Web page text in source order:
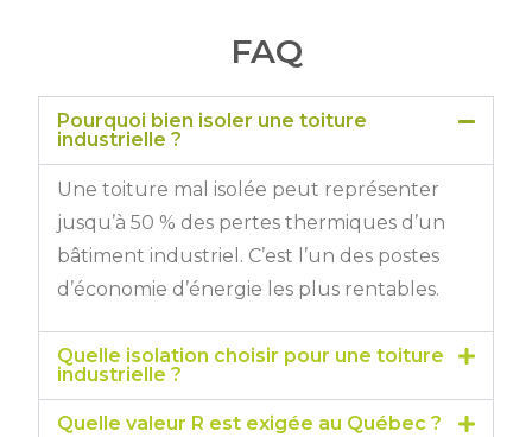
FAQ
Pourquoi bien isoler une toiture
industrielle ?
Une toiture mal isolée peut représenter
jusqu’à 50 % des pertes thermiques d’un
bâtiment industriel. C’est l’un des postes
d’économie d’énergie les plus rentables.
Quelle isolation choisir pour une toiture
industrielle ?
Quelle valeur R est exigée au Québec ?